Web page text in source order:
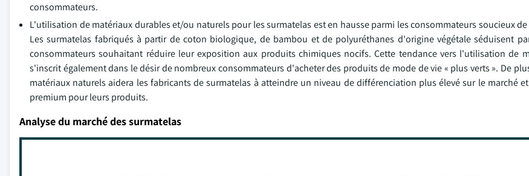
consommateurs.
L'utilisation de matériaux durables et/ou naturels pour les surmatelas est en hausse parmi les consommateurs soucieux
Les surmatelas fabriqués à partir de coton biologique, de bambou et de polyuréthanes d'origine végétale séduisent
consommateurs souhaitant réduire leur exposition aux produits chimiques nocifs. Cette tendance vers l'utilisation de
s'inscrit également dans le désir de nombreux consommateurs d'acheter des produits de mode de vie « plus verts ». De
matériaux naturels aidera les fabricants de surmatelas à atteindre un niveau de différenciation plus élevé sur le marché
premium pour leurs produits.
Analyse du marché des surmatelas